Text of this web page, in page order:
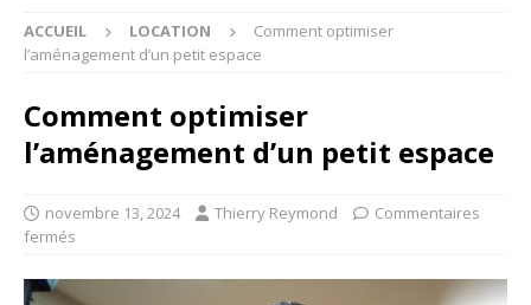
ACCUEIL LOCATION
Comment optimiser
l’aménagement d’un petit espace
Comment optimiser
l’aménagement d’un petit espace
novembre 13, 2024 Thierry Reymond
Commentaires
fermés